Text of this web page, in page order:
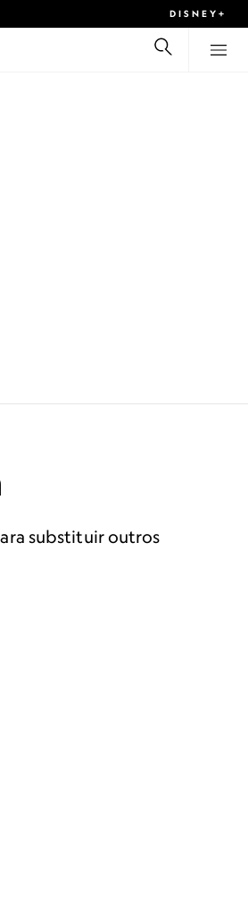
DISNEY+
substituir outros